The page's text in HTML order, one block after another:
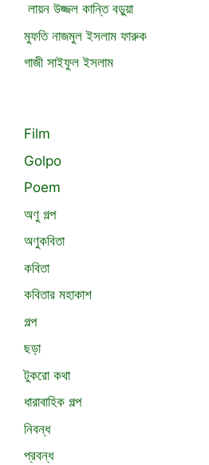
লায়ন উজ্জল কান্তি বড়ুয়া
মুফতি নাজমুল ইসলাম ফারুক
গাজী সাইফুল ইসলাম
Film
Golpo
Poem
অণু গল্প
অণুকবিতা
কবিতা
কবিতার মহাকাশ
গল্প
ছড়া
টুকরো কথা
ধারাবাহিক গল্প
নিবন্ধ
প্রবন্ধ